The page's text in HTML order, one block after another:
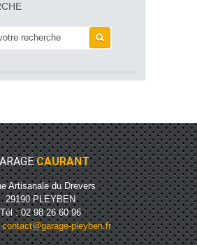
CAURANT
Artisanale du Drevers
29190 PLEYBEN
Tél : 02 98 26 60 96
contact@garage-pleyben.fr